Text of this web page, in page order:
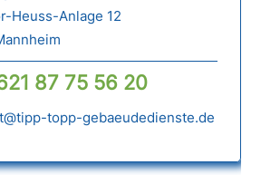
Heuss-Anlage 12
87 75 56 20
topp-gebaeudedienste.de